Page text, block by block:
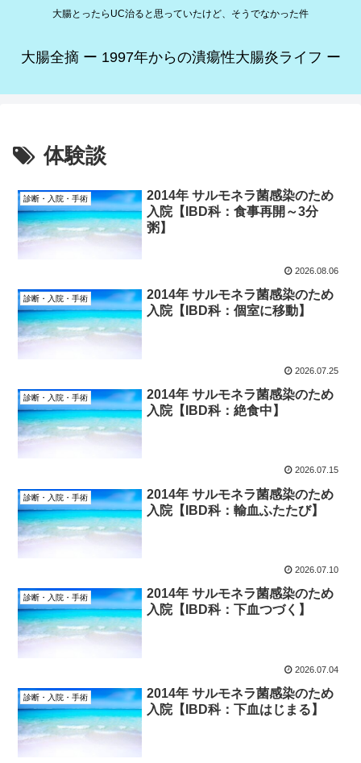
大腸とったらUC治ると思っていたけど、そうでなかった件
大腸全摘 ー 1997年からの潰瘍性大腸炎ライフ ー
体験談
診断・入院・手術
2014年 サルモネラ菌感染のため
入院【IBD科：食事再開～3分
粥】
2026.08.06
診断・入院・手術
2014年 サルモネラ菌感染のため
入院【IBD科：個室に移動】
2026.07.25
診断・入院・手術
2014年 サルモネラ菌感染のため
入院【IBD科：絶食中】
2026.07.15
診断・入院・手術
2014年 サルモネラ菌感染のため
入院【IBD科：輸血ふたたび】
2026.07.10
診断・入院・手術
2014年 サルモネラ菌感染のため
入院【IBD科：下血つづく】
2026.07.04
診断・入院・手術
2014年 サルモネラ菌感染のため
入院【IBD科：下血はじまる】